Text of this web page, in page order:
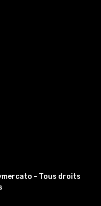
- Tous droits